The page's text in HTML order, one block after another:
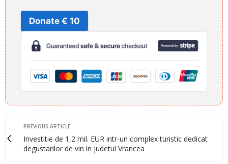
Donate € 10
PREVIOUS ARTICLE
Investitie de 1,2 mil. EUR intr-un complex turistic dedicat
degustarilor de vin in judetul Vrancea